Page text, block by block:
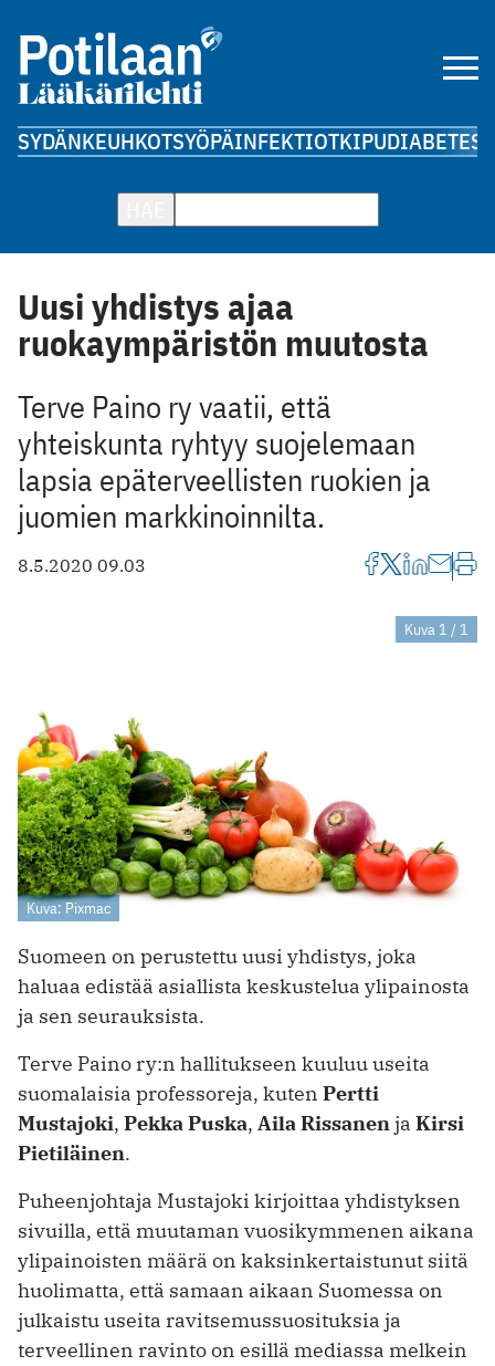
SYDÄNKEUHKOTSYÖPÄINFEKTIOTKIPUDIABETES
Uusi yhdistys ajaa
ruokaympäristön muutosta
Terve Paino ry vaatii, että
yhteiskunta ryhtyy suojelemaan
lapsia epäterveellisten ruokien ja
juomien markkinoinnilta.
8.5.2020 09.03
Kuva 1 / 1
Kuva: Pixmac
Suomeen on perustettu uusi yhdistys, joka
haluaa edistää asiallista keskustelua ylipainosta
ja sen seurauksista.
Terve Paino ry:n hallitukseen kuuluu useita
suomalaisia professoreja, kuten Pertti
Mustajoki, Pekka Puska, Aila Rissanenja Kirsi
Pietiläinen.
Puheenjohtaja Mustajoki kirjoittaa yhdistyksen
sivuilla, että muutaman vuosikymmenen aikana
ylipainoisten määrä on kaksinkertaistunut siitä
huolimatta, että samaan aikaan Suomessa on
julkaistu useita ravitsemussuosituksia ja
terveellinen ravinto on esillä mediassa melkein